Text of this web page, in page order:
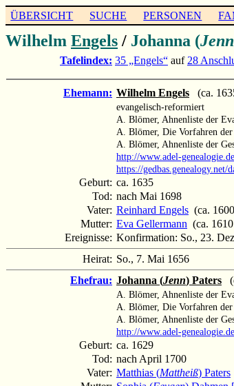
ÜBERSICHT SUCHE PERSONEN
Wilhelm Engels / Johanna (Jenn
Tafelindex: 35 „Engels“ auf 28
Ehemann: Wilhelm Engels (ca.
evangelisch-reformiert
A. Blömer, Ahnenliste der
A. Blömer, Die Vorfahren der
A. Blömer, Ahnenliste der
http://www.adel-
https://gedbas.genealogy.net/
Geburt: ca. 1635
Tod: nach Mai 1698
Vater: Reinhard Engels (ca.
Mutter: Eva Gellermann (ca.
Ereignisse: Konfirmation: So., 23.
Heirat: So., 7. Mai 1656
Ehefrau: Johanna (Jenn) Paters
A. Blömer, Ahnenliste der
A. Blömer, Die Vorfahren der
A. Blömer, Ahnenliste der
http://www.adel-
Geburt: ca. 1629
Tod: nach April 1700
Vater: Matthias (Mattheiß) Paters